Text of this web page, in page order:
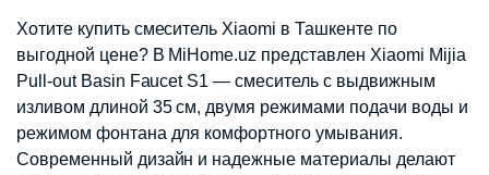
Хотите купить смеситель Xiaomi в Ташкенте по
выгодной цене? В MiHome.uz представлен Xiaomi Mijia
Pull-out Basin Faucet S1 — смеситель с выдвижным
изливом длиной 35 см, двумя режимами подачи воды и
режимом фонтана для комфортного умывания.
Современный дизайн и надежные материалы делают